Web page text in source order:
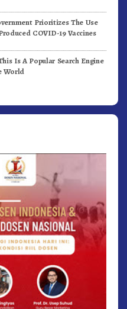
Prioritizes The Use
COVID-19 Vaccines
Is A Popular Search Engine
World